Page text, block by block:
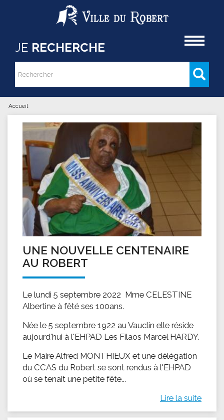
Aller au contenu principal
JE RECHERCHE
Formulaire de recherche
Rechercher
Vous êtes ici
Accueil
UNE NOUVELLE CENTENAIRE
AU ROBERT
Le lundi 5 septembre 2022 Mme CELESTINE
Albertine à fêté ses 100ans.
Née le 5 septembre 1922 au Vauclin elle réside
aujourd'hui à l'EHPAD Les Filaos Marcel HARDY.
Le Maire Alfred MONTHIEUX et une délégation
du CCAS du Robert se sont rendus à l'EHPAD
où se tenait une petite fête...
Lire la suite